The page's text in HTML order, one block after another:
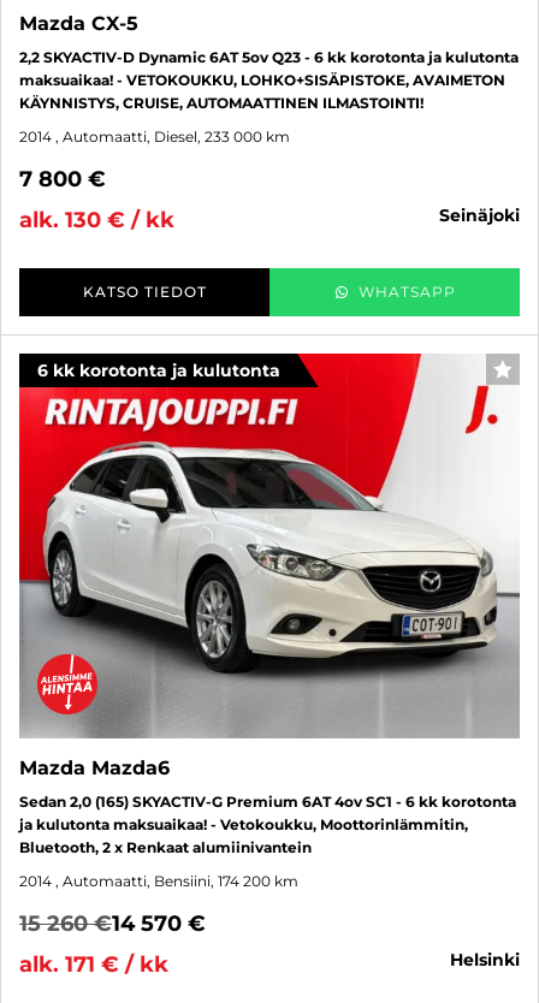
Mazda CX-5
2,2 SKYACTIV-D Dynamic 6AT 5ov Q23 - 6 kk korotonta ja kulutonta
maksuaikaa! - VETOKOUKKU, LOHKO+SISÄPISTOKE, AVAIMETON
KÄYNNISTYS, CRUISE, AUTOMAATTINEN ILMASTOINTI!
2014 , Automaatti, Diesel, 233 000 km
7 800 €
alk. 130 € / kk
seinäjoki
KATSO TIEDOT WHATSAPP
6 kk korotonta ja kulutonta
Mazda Mazda6
Sedan 2,0 (165) SKYACTIV-G Premium 6AT 4ov SC1 - 6 kk korotonta
ja kulutonta maksuaikaa! - Vetokoukku, Moottorinlämmitin,
Bluetooth, 2 x Renkaat alumiinivantein
2014 , Automaatti, Bensiini, 174 200 km
15 260 €14 570 €
alk. 171 € / kk
helsinki